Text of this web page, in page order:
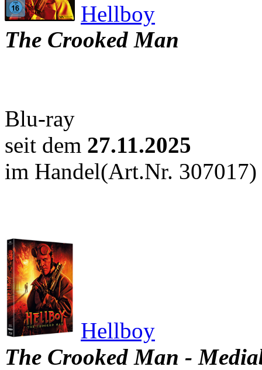
Hellboy
The Crooked Man
Blu-ray
seit dem 27.11.2025
im Handel(Art.Nr. 307017)
Hellboy
The Crooked Man -